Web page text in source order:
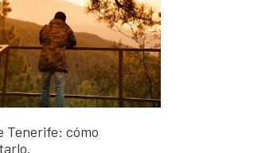
Tenerife: cómo